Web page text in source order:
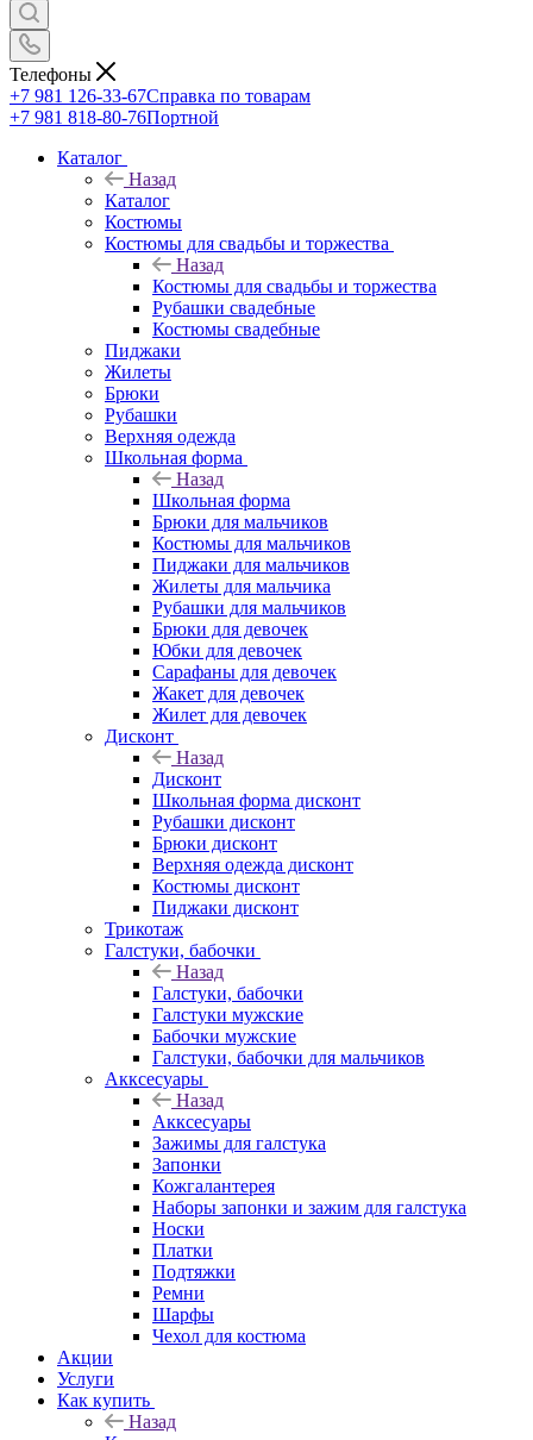
Телефоны
+7 981 126-33-67Справка по товарам
+7 981 818-80-76Портной
Каталог
Назад
Каталог
Костюмы
Костюмы для свадьбы и торжества
Назад
Костюмы для свадьбы и торжества
Рубашки свадебные
Костюмы свадебные
Пиджаки
Жилеты
Брюки
Рубашки
Верхняя одежда
Школьная форма
Назад
Школьная форма
Брюки для мальчиков
Костюмы для мальчиков
Пиджаки для мальчиков
Жилеты для мальчика
Рубашки для мальчиков
Брюки для девочек
Юбки для девочек
Сарафаны для девочек
Жакет для девочек
Жилет для девочек
Дисконт
Назад
Дисконт
Школьная форма дисконт
Рубашки дисконт
Брюки дисконт
Верхняя одежда дисконт
Костюмы дисконт
Пиджаки дисконт
Трикотаж
Галстуки, бабочки
Назад
Галстуки, бабочки
Галстуки мужские
Бабочки мужские
Галстуки, бабочки для мальчиков
Акксесуары
Назад
Акксесуары
Зажимы для галстука
Запонки
Кожгалантерея
Наборы запонки и зажим для галстука
Носки
Платки
Подтяжки
Ремни
Шарфы
Чехол для костюма
Акции
Услуги
Как купить
Назад